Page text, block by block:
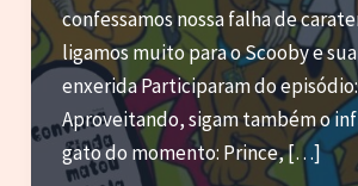
confessamos nossa falha de
ligamos muito para o Scooby e
enxerida Participaram do episódio:
Aproveitando, sigam também o
gato do momento: Prince, […]